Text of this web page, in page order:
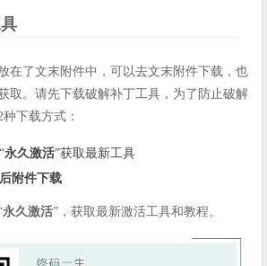
在了文末附件中，可以去文末附件下载，也
取。请先下载破解补丁工具，为了防止破解
下载方式：
永久激活”获取最新工具
附件下载
永久激活”，获取最新激活工具和教程。